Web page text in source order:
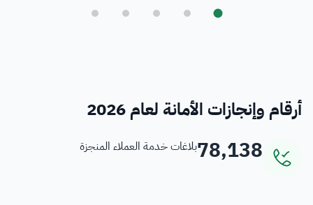
أرقام وإنجازات الأمانة لعام 2026
78,138بلاغات خدمة العملاء المنجزة